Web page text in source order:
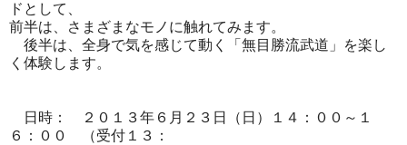
ドとして、
前半は、さまざまなモノに触れてみます。
後半は、全身で気を感じて動く「無目勝流武道」
を楽し
く体験します。
日時： ２０１３年６月２３日（日）１４：００～１
６：００ （受付１３：